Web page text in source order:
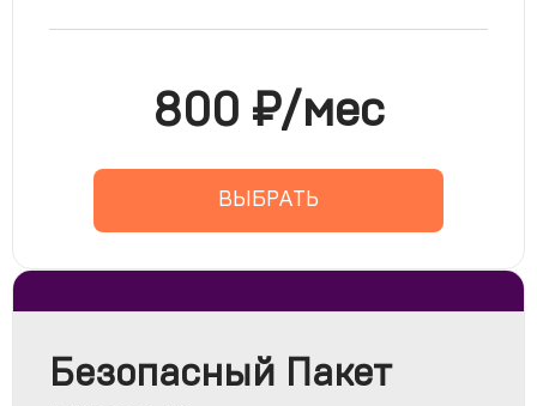
800 ₽/мес
ВЫБРАТЬ
Безопасный Пакет